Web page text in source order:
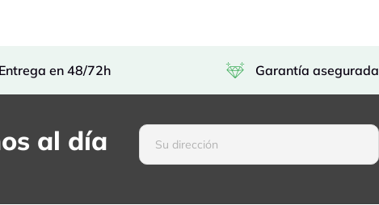
Entrega en 48/72h Garantía asegurada
al día